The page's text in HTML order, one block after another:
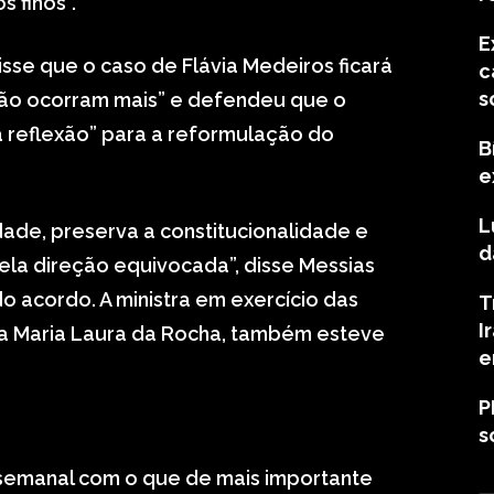
que o caso de Flávia Medeiros ficará
ocorram mais” e defendeu que o
para a reformulação do
preserva a constitucionalidade e
direção equivocada”, disse Messias
acordo. A ministra em exercício das
Laura da Rocha, também esteve
com o que de mais importante